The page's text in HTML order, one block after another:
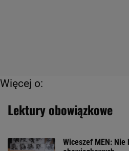
Więcej o:
Lektury obowiązkowe
Wiceszef MEN: